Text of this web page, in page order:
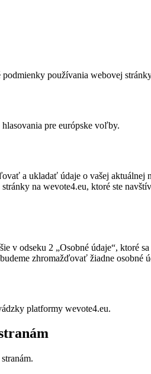
používania webovej
pre európske voľby.
a ukladať údaje o vašej
na wevote4.eu, ktoré ste
v odseku 2 „Osobné údaje“, ktoré
zhromažďovať žiadne osobné
platformy wevote4.eu.